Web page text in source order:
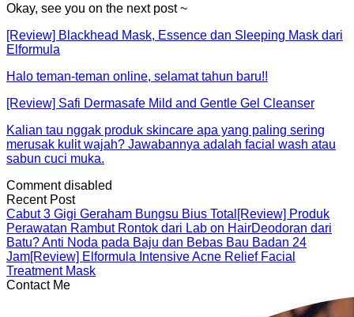
Okay, see you on the next post ~
[Review] Blackhead Mask, Essence dan Sleeping Mask dari
Elformula
Halo teman-teman online, selamat tahun baru!!
[Review] Safi Dermasafe Mild and Gentle Gel Cleanser
Kalian tau nggak produk skincare apa yang paling sering
merusak kulit wajah? Jawabannya adalah facial wash atau
sabun cuci muka.
Comment disabled
Recent Post
Cabut 3 Gigi Geraham Bungsu Bius Total [Review] Produk
Perawatan Rambut Rontok dari Lab on HairDeodoran dari
Batu? Anti Noda pada Baju dan Bebas Bau Badan 24
Jam[Review] Elformula Intensive Acne Relief Facial
Treatment Mask
Contact Me